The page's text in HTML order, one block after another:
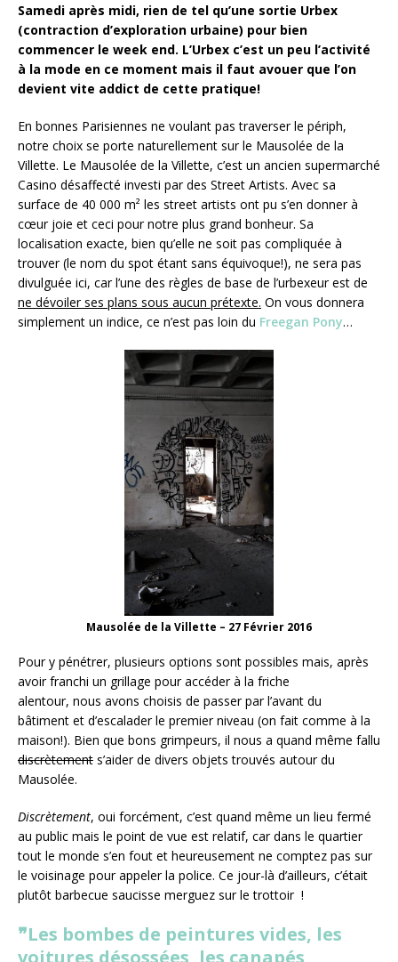
Samedi après midi, rien de tel qu’une sortie Urbex
(contraction d’exploration urbaine) pour bien
commencer le week end. L’Urbex c’est un peu l’activité
à la mode en ce moment mais il faut avouer que l’on
devient vite addict de cette pratique!
En bonnes Parisiennes ne voulant pas traverser le périph,
notre choix se porte naturellement sur le Mausolée de la
Villette. Le Mausolée de la Villette, c’est un ancien supermarché
Casino désaffecté investi par des Street Artists. Avec sa
surface de 40 000 m² les street artists ont pu s’en donner à
cœur joie et ceci pour notre plus grand bonheur. Sa
localisation exacte, bien qu’elle ne soit pas compliquée à
trouver (le nom du spot étant sans équivoque!), ne sera pas
divulguée ici, car l’une des règles de base de l’urbexeur est de
ne dévoiler ses plans sous aucun prétexte. On vous donnera
simplement un indice, ce n’est pas loin du Freegan Pony…
Mausolée de la Villette – 27 Février 2016
Pour y pénétrer, plusieurs options sont possibles mais, après
avoir franchi un grillage pour accéder à la friche
alentour, nous avons choisis de passer par l’avant du
bâtiment et d’escalader le premier niveau (on fait comme à la
maison!). Bien que bons grimpeurs, il nous a quand même fallu
discrètement s’aider de divers objets trouvés autour du
Mausolée.
Discrètement, oui forcément, c’est quand même un lieu fermé
au public mais le point de vue est relatif, car dans le quartier
tout le monde s’en fout et heureusement ne comptez pas sur
le voisinage pour appeler la police. Ce jour-là d’ailleurs, c’était
plutôt barbecue saucisse merguez sur le trottoir !
❞Les bombes de peintures vides, les
voitures désossées, les canapés